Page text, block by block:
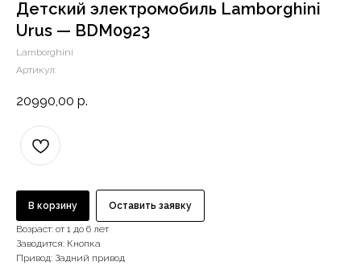
Детский электромобиль Lamborghini
Urus — BDM0923
Lamborghini
Артикул:
20990,00 р.
В корзину Оставить заявку
Возраст: от 1 до 6 лет
Заводится: Кнопка
Привод: Задний привод